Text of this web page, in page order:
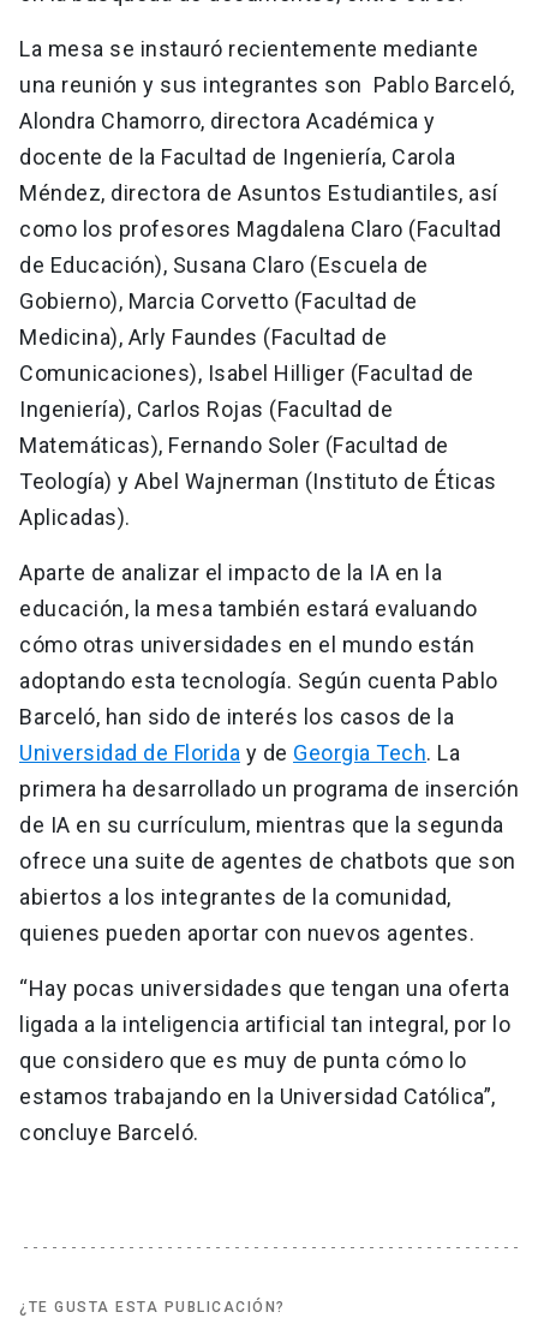
La mesa se instauró recientemente mediante
una reunión y sus integrantes son Pablo Barceló,
Alondra Chamorro, directora Académica y
docente de la Facultad de Ingeniería, Carola
Méndez, directora de Asuntos Estudiantiles, así
como los profesores Magdalena Claro (Facultad
de Educación), Susana Claro (Escuela de
Gobierno), Marcia Corvetto (Facultad de
Medicina), Arly Faundes (Facultad de
Comunicaciones), Isabel Hilliger (Facultad de
Ingeniería), Carlos Rojas (Facultad de
Matemáticas), Fernando Soler (Facultad de
Teología) y Abel Wajnerman (Instituto de Éticas
Aplicadas).
Aparte de analizar el impacto de la IA en la
educación, la mesa también estará evaluando
cómo otras universidades en el mundo están
adoptando esta tecnología. Según cuenta Pablo
Barceló, han sido de interés los casos de la
Universidad de Florida y de Georgia Tech. La
primera ha desarrollado un programa de inserción
de IA en su currículum, mientras que la segunda
ofrece una suite de agentes de chatbots que son
abiertos a los integrantes de la comunidad,
quienes pueden aportar con nuevos agentes.
“Hay pocas universidades que tengan una oferta
ligada a la inteligencia artificial tan integral, por lo
que considero que es muy de punta cómo lo
estamos trabajando en la Universidad Católica”,
concluye Barceló.
¿TE GUSTA ESTA PUBLICACIÓN?